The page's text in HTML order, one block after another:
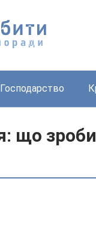
Господарство
що